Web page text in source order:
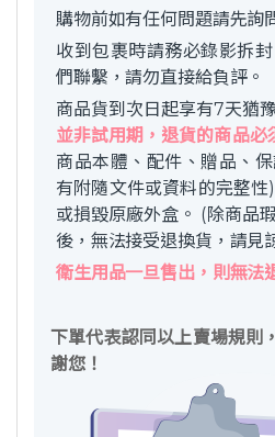
購物前如有任何問題請先詢
收到包裹時請務必錄影拆
們聯繫，請勿直接給負評。
商品貨到次日起享有7天猶
並非試用期，退貨的商品必
商品本體、配件、贈品、
有附隨文件或資料的完整
或損毀原廠外盒。 (除商品
後，無法接受退換貨，請見
衛生用品一旦售出，則無法
下單代表認同以上賣場規則
謝您！